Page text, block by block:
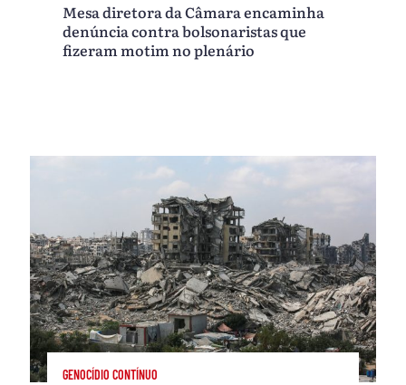
Mesa diretora da Câmara encaminha
denúncia contra bolsonaristas que
fizeram motim no plenário
GENOCÍDIO CONTÍNUO